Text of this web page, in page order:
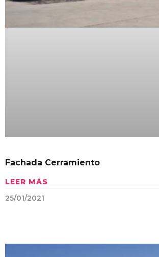
Fachada Cerramiento
LEER MÁS
25/01/2021